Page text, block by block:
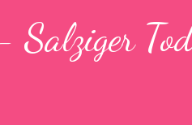
Salziger